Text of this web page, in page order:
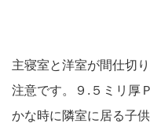
主寝室と洋室が間仕切
注意です。９.５ミリ厚
かな時に隣室に居る子